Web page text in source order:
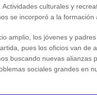
culturales y
se incorporó a la
amplio, los jóvenes y
pues los oficios van
buscando nuevas
sociales grandes en